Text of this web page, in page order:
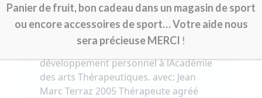
Thomas Zorzo Crete 2004 Pierre et
Rada Crete 2005 Michael Gannon
Suisse 2004-2005 : Connaissances
d'anatomie et Coach en
développement personnel à lAcadémie
des arts Thérapeutiques. avec: Jean
Marc Terraz 2005 Thérapeute agréé
Panier de fruit, bon cadeau dans un magasin de sport
ou encore accessoires de sport… Votre aide nous
sera précieuse MERCI !